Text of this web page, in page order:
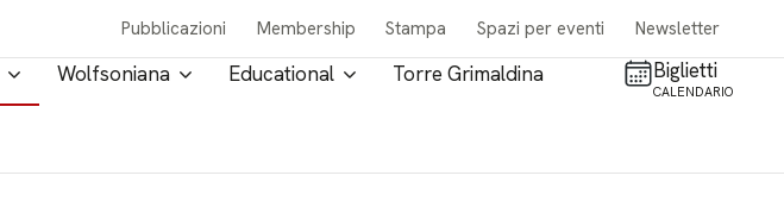
Pubblicazioni Membership Stampa Spazi per eventi Newsletter
Wolfsoniana Educational Torre Grimaldina Biglietti
CALENDARIO